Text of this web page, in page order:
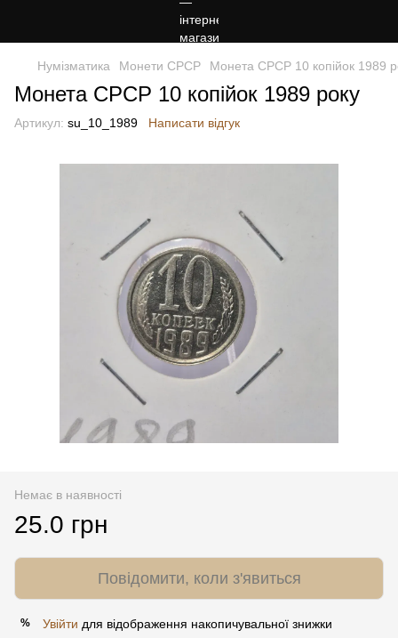
Нумізматика Монети СРСР Монета СРСР 10 копійок 1989
Монета СРСР 10 копійок 1989 року
Артикул: su_10_1989 Написати відгук
Немає в наявності
25.0 грн
Повідомити, коли з'явиться
% Увійти для відображення накопичувальної знижки